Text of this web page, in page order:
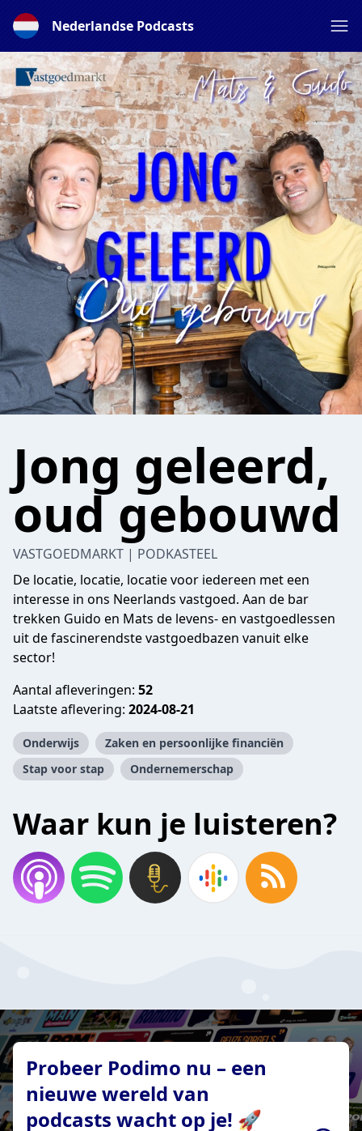
Nederlandse Podcasts
Jong geleerd,
oud gebouwd
VASTGOEDMARKT | PODKASTEEL
De locatie, locatie, locatie voor iedereen met een
interesse in ons Neerlands vastgoed. Aan de bar
trekken Guido en Mats de levens- en vastgoedlessen
uit de fascinerendste vastgoedbazen vanuit elke
sector!
Aantal afleveringen: 52
Laatste aflevering: 2024-08-21
Onderwijs
Zaken en persoonlijke financiën
Stap voor stap
Ondernemerschap
Waar kun je luisteren?
Probeer Podimo nu – een
nieuwe wereld van
podcasts wacht op je! 🚀